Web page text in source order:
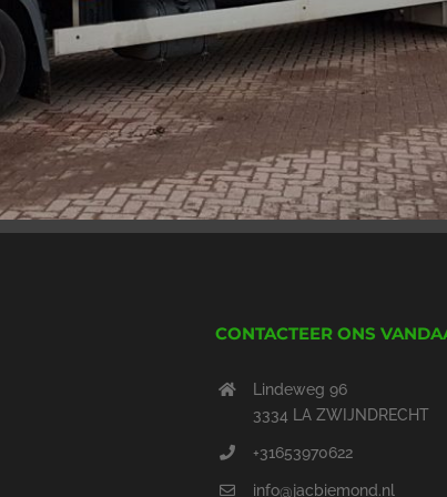
CONTACTEER ONS
Lindeweg 96
3334 LA ZWIJNDRECHT
+31653970622
info@jacbiemond.nl